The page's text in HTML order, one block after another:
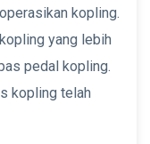
kopling.
yang lebih
pedal kopling.
kopling telah